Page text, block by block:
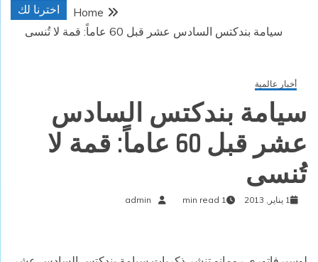
اخترنا لك
Home
سيامة بندكتس السادس عشر قبل 60 عاماً: قمة لا تُنسى
أخبار عالمية
سيامة بندكتس السادس
عشر قبل 60 عاماً: قمة لا
تُنسى
1 يناير, 2013 1 min read
admin